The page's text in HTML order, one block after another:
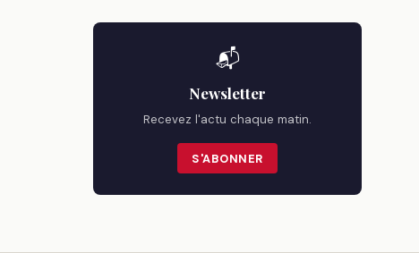
📬
Newsletter
Recevez l'actu chaque matin.
S'ABONNER